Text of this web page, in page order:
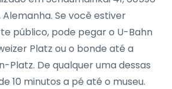
Se você estiver
público, pode pegar o U-Bahn
Platz ou o bonde até a
Platz. De qualquer uma dessas
10 minutos a pé até o museu.